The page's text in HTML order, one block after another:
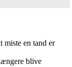
miste en tand er
blive